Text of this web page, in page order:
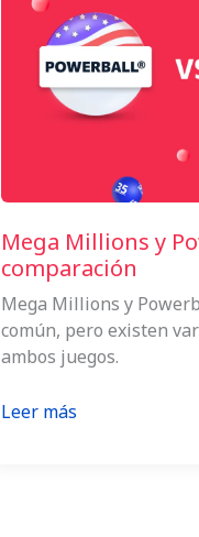
Mega Millions y
comparación
Mega Millions y
común, pero existen
ambos juegos.
Leer más